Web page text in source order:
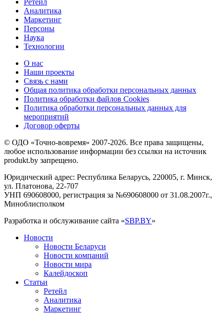
Аналитика
Маркетинг
Персоны
Наука
Технологии
О нас
Наши проекты
Связь с нами
Общая политика обработки персональных данных
Политика обработки файлов Cookies
Политика обработки персональных данных для
мероприятий
Договор оферты
© ОДО «Точно-вовремя» 2007-2026. Все права защищены,
любое использование информации без ссылки на источник
produkt.by запрещено.
Юридический адрес: Республика Беларусь, 220005, г. Минск,
ул. Платонова, 22-707
УНП 690608000, регистрация за №690608000 от 31.08.2007г.,
Миноблисполком
Разработка и обслуживание сайта «SBP.BY»
Новости
Новости Беларуси
Новости компаний
Новости мира
Калейдоскоп
Статьи
Ретейл
Аналитика
Маркетинг